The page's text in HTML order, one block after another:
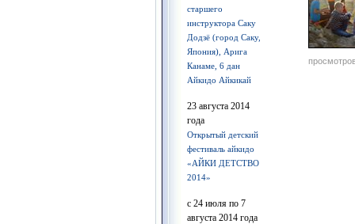
старшего
инструктора Саку
Додзё (город Саку,
Япония), Арига
Канаме, 6 дан
Айкидо Айкикай
23 августа 2014
года
Открытый детский
фестиваль айкидо
«АЙКИ ДЕТСТВО
2014»
с 24 июля по 7
августа 2014 года